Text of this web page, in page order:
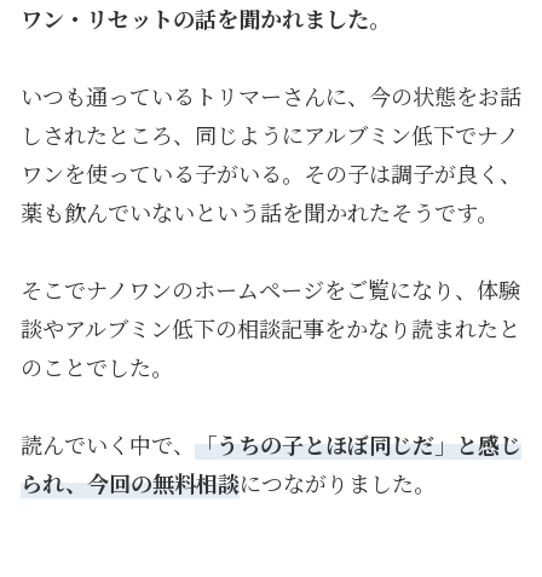
ワン・リセットの話を聞かれました。
いつも通っているトリマーさんに、今の状態をお話
しされたところ、同じようにアルブミン低下でナノ
ワンを使っている子がいる。その子は調子が良く、
薬も飲んでいないという話を聞かれたそうです。
そこでナノワンのホームページをご覧になり、体験
談やアルブミン低下の相談記事をかなり読まれたと
のことでした。
読んでいく中で、 「うちの子とほぼ同じだ」と感じ
られ、今回の無料相談につながりました。